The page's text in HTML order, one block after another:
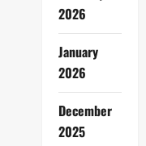
2026
January
2026
December
2025